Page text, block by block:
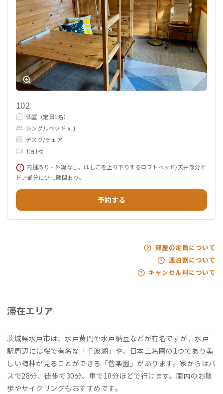
102
個室（定員1名）
シングルベッド x 1
デスク/チェア
1泊1枚
内鍵あり・外鍵なし。はしごを上り下りするロフトベッド/天井部分と
ドア部分に少し隙間あり。
予約する
部屋の定員について
連泊割について
キャンセル料について
滞在エリア
茨城県水戸市は、水戸黄門や水戸納豆などが有名ですが、水戸
駅周辺には桜で有名な「千波湖」や、日本三名園の1つであり美
しい梅林が見ることができる「偕楽園」があります。家からはバ
スで28分、徒歩で30分、車で10分ほどで行けます。園内のお散
歩やサイクリングもおすすめです。